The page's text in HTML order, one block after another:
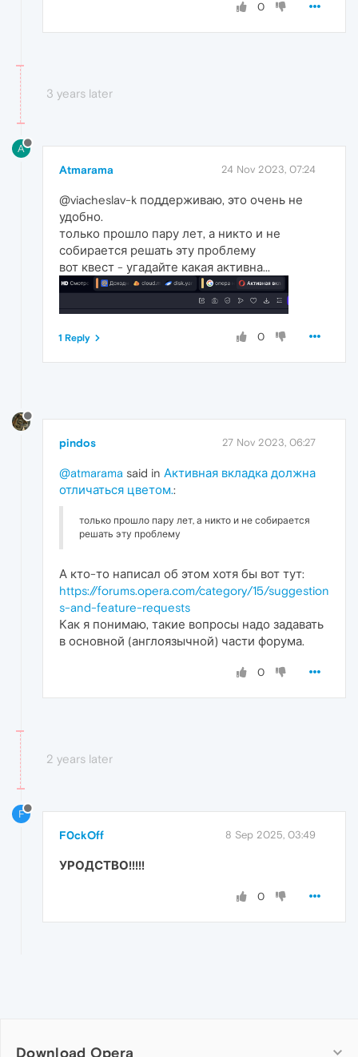
0
3 years later
A
Atmarama 24 Nov 2023, 07:24
@viacheslav-k поддерживаю, это очень не
удобно.
только прошло пару лет, а никто и не
собирается решать эту проблему
вот квест - угадайте какая активна...
0
1 Reply
pindos 27 Nov 2023, 06:27
@atmarama said in Активная вкладка должна
отличаться цветом.:
только прошло пару лет, а никто и не собирается
решать эту проблему
А кто-то написал об этом хотя бы вот тут:
https://forums.opera.com/category/15/suggestion
s-and-feature-requests
Как я понимаю, такие вопросы надо задавать
в основной (англоязычной) части форума.
0
2 years later
F
F0ckOff 8 Sep 2025, 03:49
УРОДСТВО!!!!!
0
Download Opera